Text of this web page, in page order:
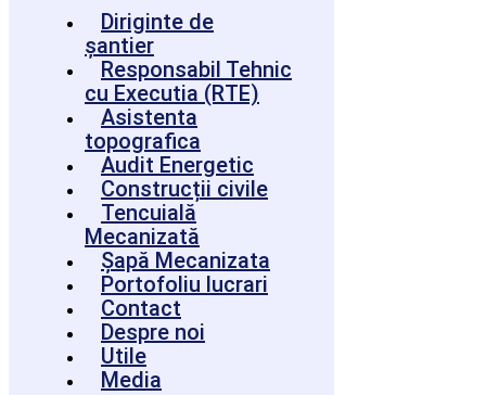
Diriginte de
șantier
Responsabil Tehnic
cu Executia (RTE)
Asistenta
topografica
Audit Energetic
Construcții civile
Tencuială
Mecanizată
Șapă Mecanizata
Portofoliu lucrari
Contact
Despre noi
Utile
Media